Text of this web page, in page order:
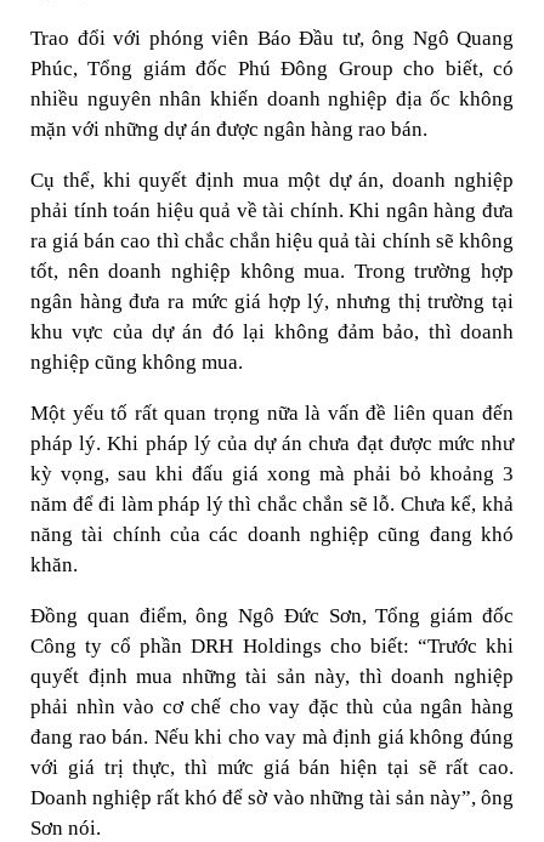
Trao đổi với phóng viên Báo Đầu tư, ông Ngô Quang
Phúc, Tổng giám đốc Phú Đông Group cho biết, có
nhiều nguyên nhân khiến doanh nghiệp địa ốc không
mặn với những dự án được ngân hàng rao bán.
Cụ thể, khi quyết định mua một dự án, doanh nghiệp
phải tính toán hiệu quả về tài chính. Khi ngân hàng đưa
ra giá bán cao thì chắc chắn hiệu quả tài chính sẽ không
tốt, nên doanh nghiệp không mua. Trong trường hợp
ngân hàng đưa ra mức giá hợp lý, nhưng thị trường tại
khu vực của dự án đó lại không đảm bảo, thì doanh
nghiệp cũng không mua.
Một yếu tố rất quan trọng nữa là vấn đề liên quan đến
pháp lý. Khi pháp lý của dự án chưa đạt được mức như
kỳ vọng, sau khi đấu giá xong mà phải bỏ khoảng 3
năm để đi làm pháp lý thì chắc chắn sẽ lỗ. Chưa kể, khả
năng tài chính của các doanh nghiệp cũng đang khó
khăn.
Đồng quan điểm, ông Ngô Đức Sơn, Tổng giám đốc
Công ty cổ phần DRH Holdings cho biết: “Trước khi
quyết định mua những tài sản này, thì doanh nghiệp
phải nhìn vào cơ chế cho vay đặc thù của ngân hàng
đang rao bán. Nếu khi cho vay mà định giá không đúng
với giá trị thực, thì mức giá bán hiện tại sẽ rất cao.
Doanh nghiệp rất khó để sờ vào những tài sản này”, ông
Sơn nói.